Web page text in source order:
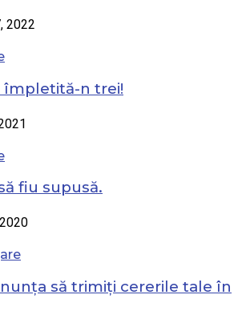
2022
împletită-n trei!
fiu supusă.
să trimiți cererile tale în